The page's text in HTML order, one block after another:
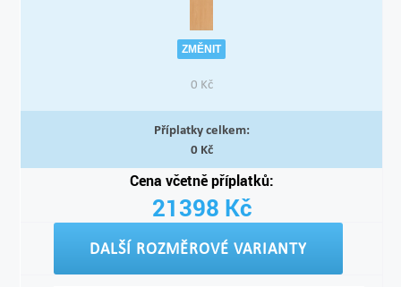
ZMĚNIT
0 Kč
Příplatky celkem:
0Kč
Cena včetně příplatků:
21398 Kč
DALŠÍ ROZMĚROVÉ VARIANTY